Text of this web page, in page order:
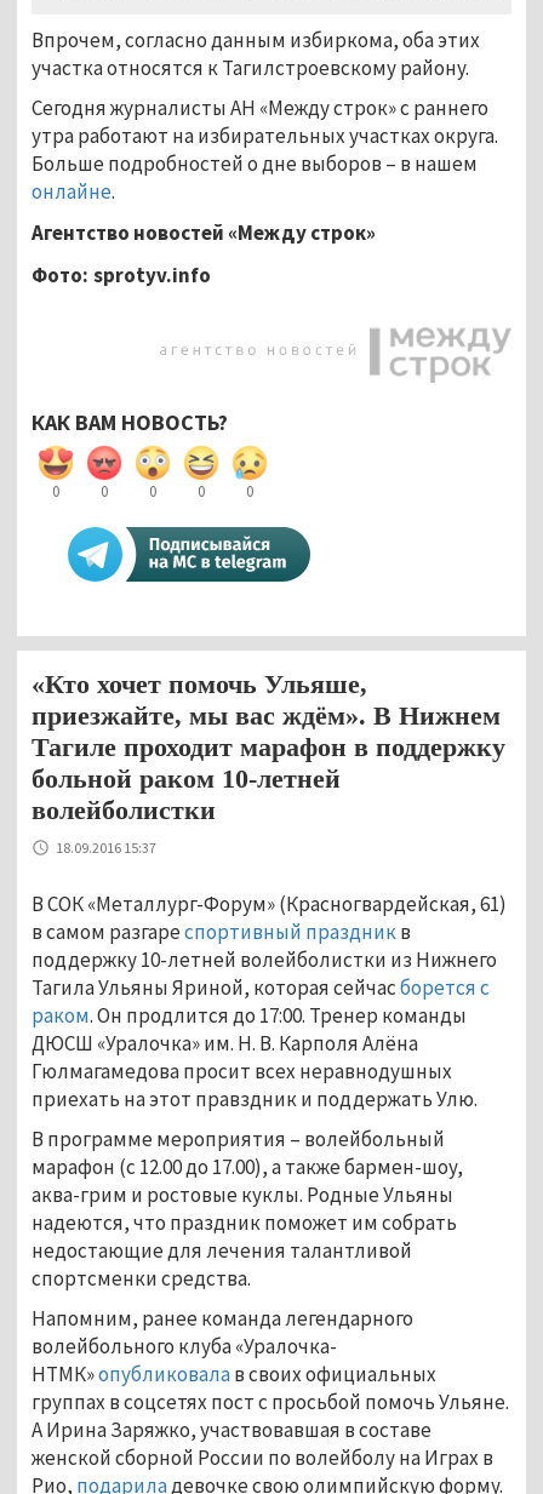
Впрочем, согласно данным избиркома, оба этих
участка относятся к Тагилстроевскому району.
Сегодня журналисты АН «Между строк» с раннего
утра работают на избирательных участках округа.
Больше подробностей о дне выборов – в нашем
онлайне.
Агентство новостей «Между строк»
Фото: sprotyv.info
КАК ВАМ НОВОСТЬ?
0 0 0 0 0
«Кто хочет помочь Ульяше,
приезжайте, мы вас ждём». В Нижнем
Тагиле проходит марафон в поддержку
больной раком 10-летней
волейболистки
18.09.2016 15:37
В СОК «Металлург-Форум» (Красногвардейская, 61)
в самом разгареспортивный праздникв
поддержку 10-летней волейболистки из Нижнего
Тагила Ульяны Яриной, которая сейчасборется с
раком. Он продлится до 17:00. Тренер команды
ДЮСШ «Уралочка» им. Н. В. Карполя Алёна
Гюлмагамедова просит всех неравнодушных
приехать на этот правздник и поддержать Улю.
В программе мероприятия – волейбольный
марафон (с 12.00 до 17.00), а также бармен-шоу,
аква-грим и ростовые куклы. Родные Ульяны
надеются, что праздник поможет им собрать
недостающие для лечения талантливой
спортсменки средства.
Напомним, ранее команда легендарного
волейбольного клуба «Уралочка-
НТМК»опубликовалав своих официальных
группах в соцсетях пост с просьбой помочь Ульяне.
А Ирина Заряжко, участвовавшая в составе
женской сборной России по волейболу на Играх в
Рио, подариладевочке свою олимпийскую форму.